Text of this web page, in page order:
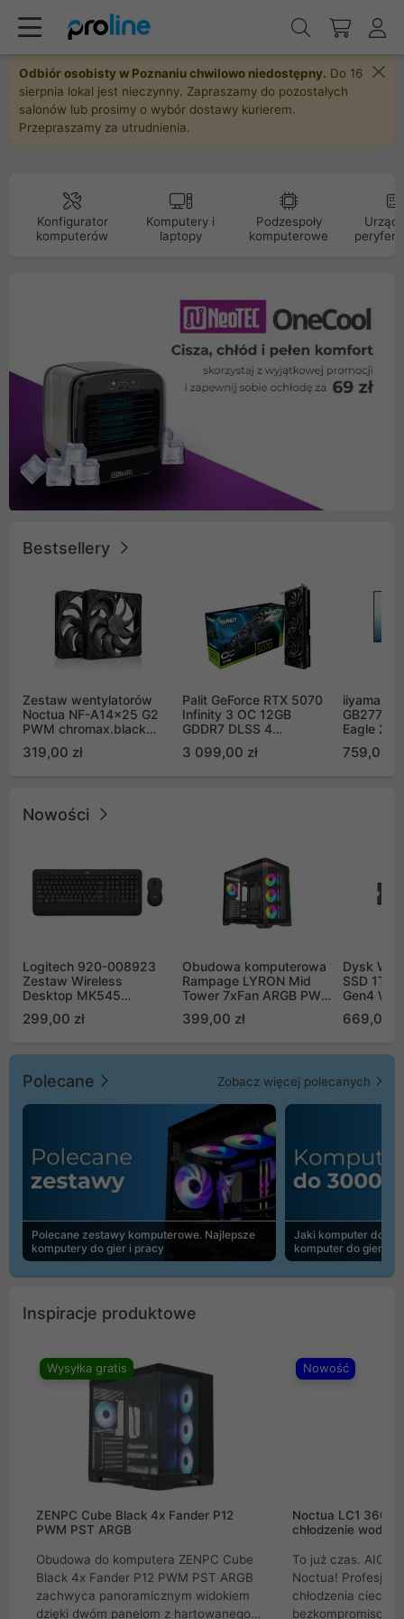
Odbiór osobisty w Poznaniu chwilowo niedostępny. Do 16
sierpnia lokal jest nieczynny. Zapraszamy do pozostałych
salonów lub prosimy o wybór dostawy kurierem.
Przepraszamy za utrudnienia.
Konfigurator
komputerów
Komputery i
laptopy
Podzespoły
komputerowe
Bestsellery
Zestaw wentylatorów
Noctua NF-A14x25 G2
PWM chromax.black
Push Pull (2szt)
319,00 zł
Palit GeForce RTX 5070
Infinity 3 OC 12GB
GDDR7 DLSS 4
GB2050S)
3 099,00 zł
iiyama G-
Eagle 27"
759,00 zł
Nowości
Logitech 920-008923
Zestaw Wireless
Desktop MK545
299,00 zł
Obudowa komputerowa
Rampage LYRON Mid
Tower 7xFan ARGB PWM
399,00 zł
Dysk WD
SSD 1TB
Gen4
669,00
Polecane Zobacz więcej polecanych
Polecane zestawy komputerowe. Najlepsze
komputery do gier i pracy
Jaki komputer do
komputer do gier |
Inspiracje produktowe
Wysyłka gratis
ZENPC Cube Black 4x Fander P12
PWM PST ARGB
Obudowa do komputera ZENPC Cube
Black 4x Fander P12 PWM PST ARGB
zachwyca panoramicznym widokiem
dzięki dwóm panelom z hartowanego
Nowość
Noctua LC1
chłodzenie wodne
To już czas. AIO
Noctua!
chłodzenia cieczą